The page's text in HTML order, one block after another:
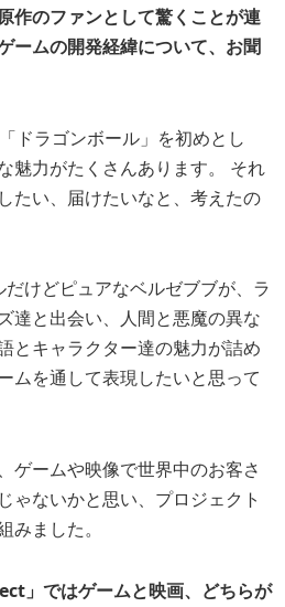
作のファンとして驚くことが連
ームの開発経緯について、お聞
ドラゴンボール」を初めとし
魅力がたくさんあります。 それ
たい、届けたいなと、考えたの
だけどピュアなベルゼブブが、ラ
達と出会い、人間と悪魔の異な
とキャラクター達の魅力が詰め
ムを通して表現したいと思って
ゲームや映像で世界中のお客さ
ゃないかと思い、プロジェクト
みました。
」ではゲームと映画、どちらが